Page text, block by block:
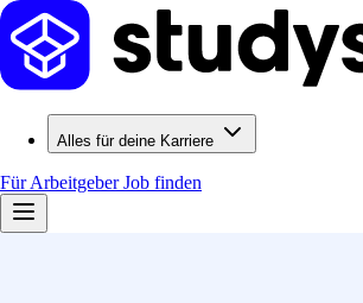
Alles für deine Karriere
Für ArbeitgeberJob finden